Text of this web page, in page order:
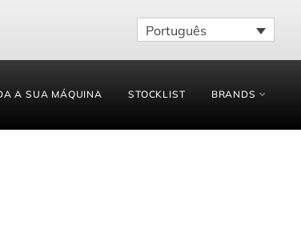
Português
A SUA MÁQUINA STOCKLIST BRANDS